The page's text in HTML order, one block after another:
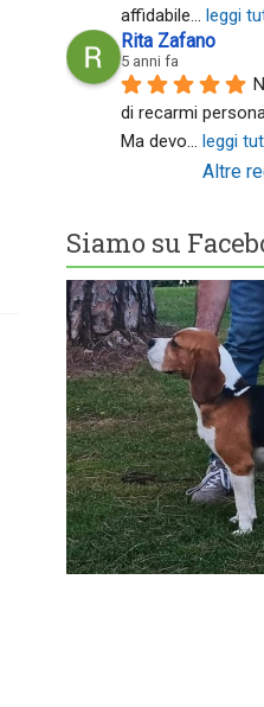
affidabile... leggi
Rita Zafano
5 anni fa
di recarmi
Ma devo... leggi
Altre
Siamo su